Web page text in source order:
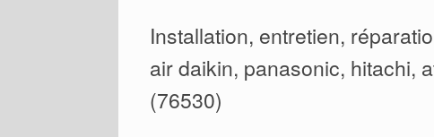
Installation, entretien,
air daikin, panasonic, hitachi,
(76530)